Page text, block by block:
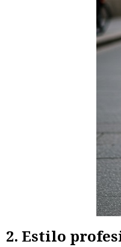
2. Estilo